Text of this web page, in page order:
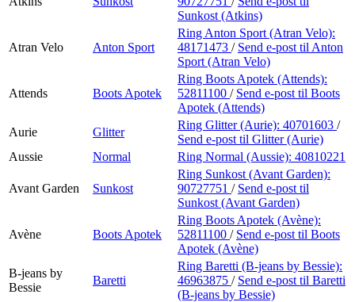
Sunkost (Atkins)
Atran Velo Anton Sport
Ring Anton Sport (Atran Velo):
48171473 / Send e-post til Anton
Sport (Atran Velo)
Attends Boots Apotek
Ring Boots Apotek (Attends):
52811100 / Send e-post til Boots
Apotek (Attends)
Aurie
Glitter
Ring Glitter (Aurie): 40701603 /
Send e-post til Glitter (Aurie)
Aussie
Normal Ring Normal (Aussie): 40810221
Avant Garden Sunkost
Ring Sunkost (Avant Garden):
90727751 / Send e-post til
Sunkost (Avant Garden)
Avène Boots Apotek
Ring Boots Apotek (Avène):
52811100 / Send e-post til Boots
Apotek (Avène)
B-jeans by
Bessie
Baretti
Ring Baretti (B-jeans by Bessie):
46963875 / Send e-post til Baretti
(B-jeans by Bessie)